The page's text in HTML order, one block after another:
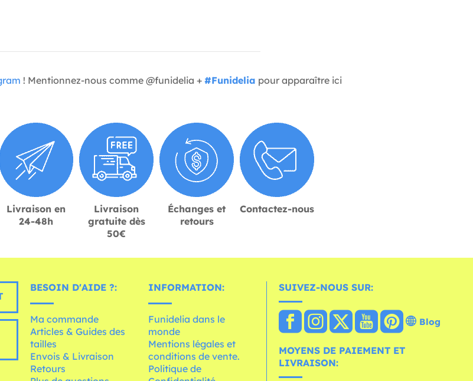
! Mentionnez-nous comme @funidelia + #Funidelia pour apparaître ici
Livraison en
24-48h
Livraison
gratuite dès
50€
Échanges et
retours
Contactez-nous
BESOIN D'AIDE ?:
Ma commande
Articles & Guides des
tailles
Envois & Livraison
Retours
INFORMATION:
Funidelia dans le
monde
Mentions légales et
conditions de vente.
Politique de
SUIVEZ-NOUS SUR:
Blog
MOYENS DE PAIEMENT ET
LIVRAISON: